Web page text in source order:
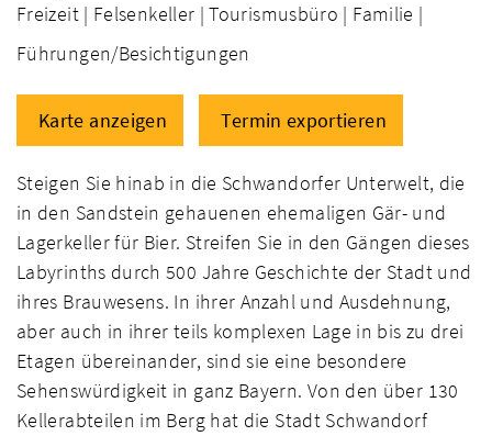
Freizeit | Felsenkeller | Tourismusbüro | Familie |
Führungen/Besichtigungen
Karte anzeigen Termin exportieren
Steigen Sie hinab in die Schwandorfer Unterwelt, die
in den Sandstein gehauenen ehemaligen Gär- und
Lagerkeller für Bier. Streifen Sie in den Gängen dieses
Labyrinths durch 500 Jahre Geschichte der Stadt und
ihres Brauwesens. In ihrer Anzahl und Ausdehnung,
aber auch in ihrer teils komplexen Lage in bis zu drei
Etagen übereinander, sind sie eine besondere
Sehenswürdigkeit in ganz Bayern. Von den über 130
Kellerabteilen im Berg hat die Stadt Schwandorf